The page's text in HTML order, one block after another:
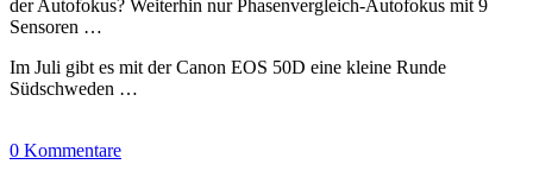
der Autofokus? Weiterhin nur Phasenvergleich-Autofokus mit 9
Sensoren …
Im Juli gibt es mit der Canon EOS 50D eine kleine Runde
Südschweden …
0 Kommentare